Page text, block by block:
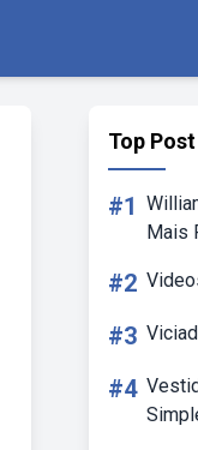
Top Post
#1
Mais
#2
#3
#4